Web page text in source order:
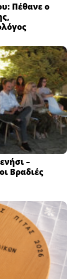
Πέθανε ο
–
Βραδιές